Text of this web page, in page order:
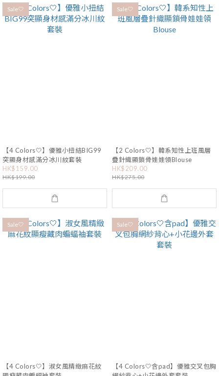
Sale🤍
【4 Colors🤍】優雅小扭結BIG99
突顯身材感滿分冰川紋套裝
HK$159.00
HK$199.00
Sale🤍
【2 Colors🤍】韓系知性上班風層
疊針織顯鎖骨娃娃領Blouse
HK$209.00
HK$275.00
Sale🤍
【4 Colors🤍】淑女風精緻麻花紋
Sale🤍
【4 Colors🤍含pad】優雅交叉包胸